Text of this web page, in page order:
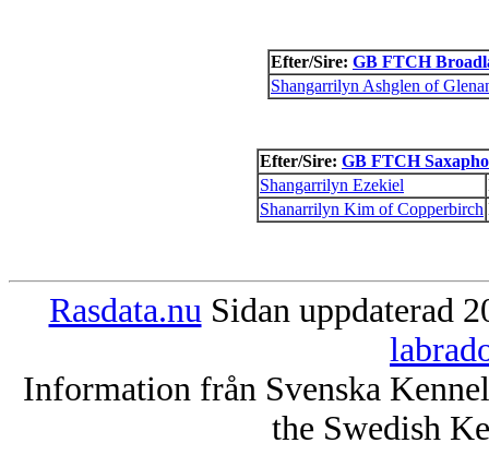
Efter/Sire: GB FTCH
Shangarrilyn Ashglen of
Efter/Sire: GB FTCH
Shangarrilyn Ezekiel
Shanarrilyn Kim of Copperbirch
Rasdata.nu Sidan uppdaterad
Information från Svenska
the Swedish